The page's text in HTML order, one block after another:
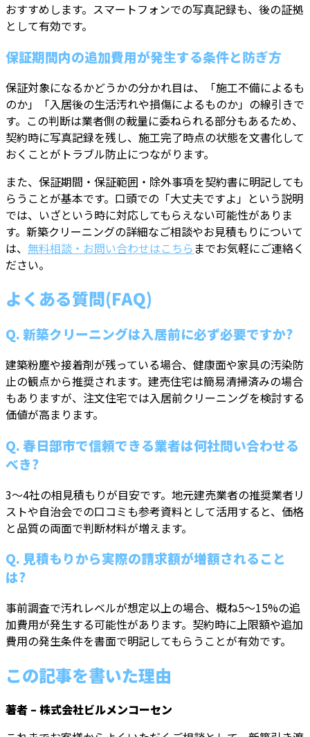
おすすめします。スマートフォンでの写真記録も、後の証拠
として有効です。
保証期間内の追加費用が発生する条件と防ぎ方
保証対象になるかどうかの分かれ目は、「施工不備によるも
のか」「入居後の生活汚れや損傷によるものか」の線引きで
す。この判断は業者側の裁量に委ねられる部分もあるため、
契約時に写真記録を残し、施工完了時点の状態を文書化して
おくことがトラブル防止につながります。
また、保証期間・保証範囲・除外事項を契約書に明記しても
らうことが基本です。口頭での「大丈夫ですよ」という説明
では、いざという時に対応してもらえない可能性がありま
す。新築クリーニングの詳細なご相談やお見積もりについて
は、 無料相談・お問い合わせはこちら までお気軽にご連絡く
ださい。
よくある質問(FAQ)
Q. 新築クリーニングは入居前に必ず必要ですか?
建築粉塵や接着剤が残っている場合、健康面や家具の汚染防
止の観点から推奨されます。建売住宅は簡易清掃済みの場合
もありますが、注文住宅では入居前クリーニングを検討する
価値が高まります。
Q. 春日部市で信頼できる業者は何社問い合わせる
べき?
3〜4社の相見積もりが目安です。地元建売業者の推奨業者リ
ストや自治会での口コミも参考資料として活用すると、価格
と品質の両面で判断材料が増えます。
Q. 見積もりから実際の請求額が増額されること
は?
事前調査で汚れレベルが想定以上の場合、概ね5〜15%の追
加費用が発生する可能性があります。契約時に上限額や追加
費用の発生条件を書面で明記してもらうことが有効です。
この記事を書いた理由
著者 – 株式会社ビルメンコーセン